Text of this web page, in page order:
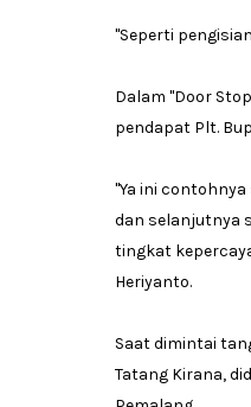
''Seperti
Dalam ''Door
pendapat Plt.
''Ya ini
dan selanjutnya
tingkat
Heriyanto.
Saat dimintai
Tatang Kirana,